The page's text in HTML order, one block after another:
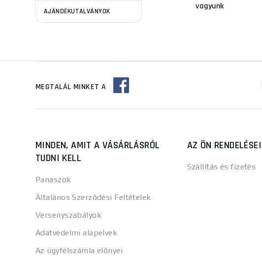
AJÁNDÉKUTALVÁNYOK
vagyunk
MEGTALÁL MINKET A
MINDEN, AMIT A VÁSÁRLÁSRÓL
TUDNI KELL
Panaszok
Általános Szerződési Feltételek
Versenyszabályok
Adatvédelmi alapelvek
Az ügyfélszámla előnyei
AZ ÖN RENDELÉSEI
Szállítás és fizetés